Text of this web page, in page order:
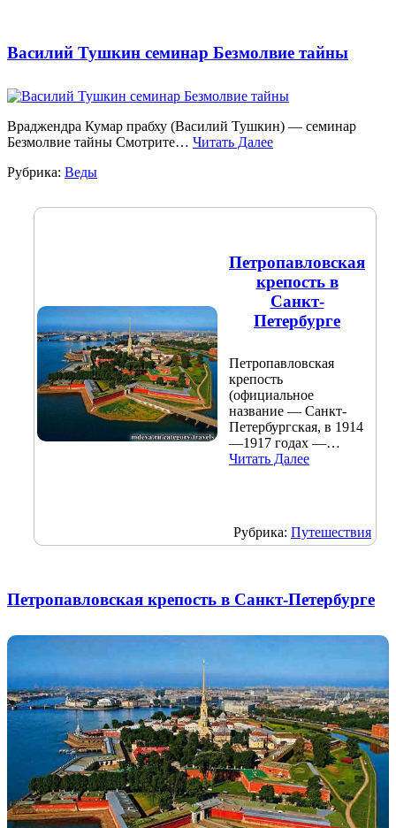
Василий Тушкин семинар Безмолвие тайны
Враджендра Кумар прабху (Василий Тушкин) — семинар
Безмолвие тайны Смотрите… Читать Далее
Рубрика: Веды
Петропавловская
крепость в
Санкт-
Петербурге
Петропавловская
крепость
(официальное
название — Санкт-
Петербургская, в 1914
—1917 годах —…
Читать Далее
Рубрика: Путешествия
Петропавловская крепость в Санкт-Петербурге